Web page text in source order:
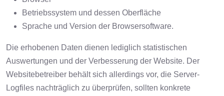
Betriebssystem und dessen Oberfläche
Sprache und Version der Browsersoftware.
Die erhobenen Daten dienen lediglich statistischen
Auswertungen und der Verbesserung der Website. Der
Websitebetreiber behält sich allerdings vor, die Server-
Logfiles nachträglich zu überprüfen, sollten konkrete